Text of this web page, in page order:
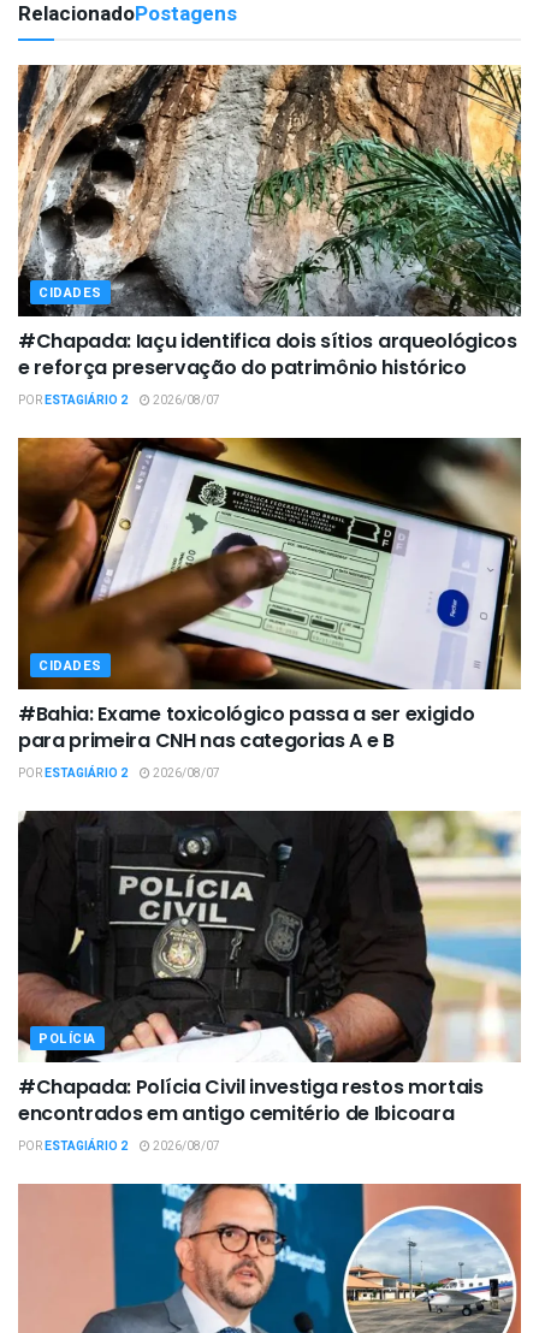
RelacionadoPostagens
CIDADES
#Chapada: Iaçu identifica dois sítios arqueológicos
e reforça preservação do patrimônio histórico
PORESTAGIÁRIO 2 2026/08/07
CIDADES
#Bahia: Exame toxicológico passa a ser exigido
para primeira CNH nas categorias A e B
PORESTAGIÁRIO 2 2026/08/07
POLÍCIA
#Chapada: Polícia Civil investiga restos mortais
encontrados em antigo cemitério de Ibicoara
PORESTAGIÁRIO 2 2026/08/07